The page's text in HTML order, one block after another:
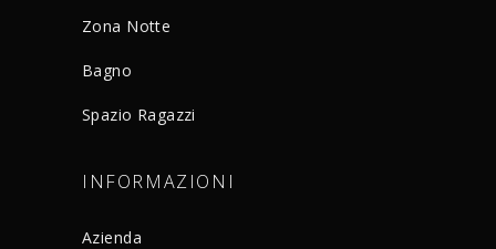
Zona Notte
Bagno
Spazio Ragazzi
INFORMAZIONI
Azienda